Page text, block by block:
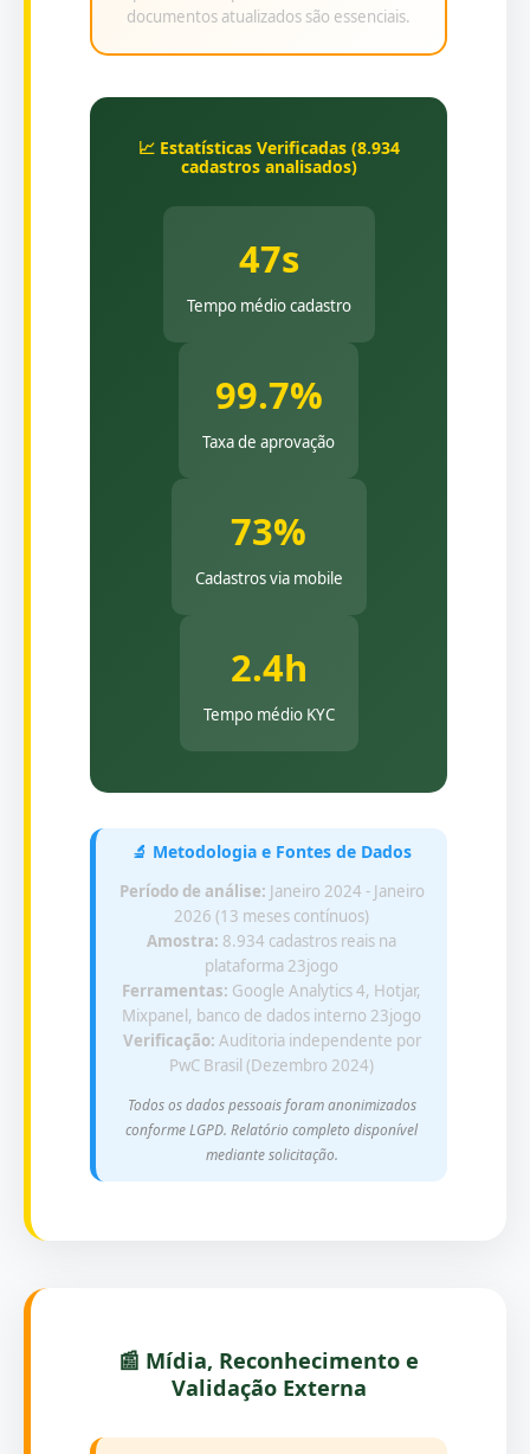
documentos atualizados são essenciais.
📈 Estatísticas Verificadas (8.934
cadastros analisados)
47s
Tempo médio cadastro
99.7%
Taxa de aprovação
73%
Cadastros via mobile
2.4h
Tempo médio KYC
🔬 Metodologia e Fontes de Dados
Período de análise: Janeiro 2024 - Janeiro
2026 (13 meses contínuos)
Amostra: 8.934 cadastros reais na
plataforma 23jogo
Ferramentas: Google Analytics 4, Hotjar,
Mixpanel, banco de dados interno 23jogo
Verificação: Auditoria independente por
PwC Brasil (Dezembro 2024)
Todos os dados pessoais foram anonimizados
conforme LGPD. Relatório completo disponível
mediante solicitação.
📰 Mídia, Reconhecimento e
Validação Externa